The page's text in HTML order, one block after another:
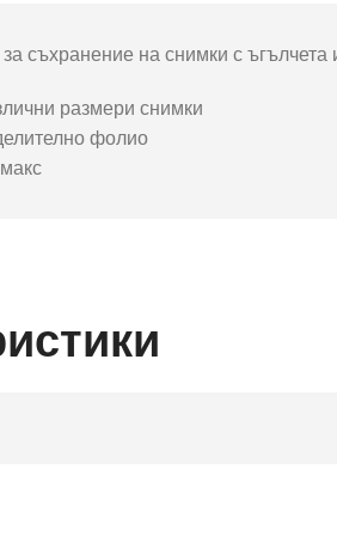
съхранение на снимки с ъгълчета
размери снимки
фолио